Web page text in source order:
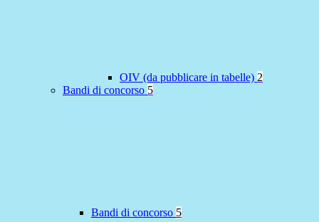
OIV (da pubblicare in tabelle) 2
Bandi di concorso 5
Bandi di concorso 5